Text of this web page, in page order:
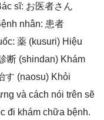
sĩ: お医者さん
nhân: 患者
薬 (kusuri) Hiệu
断 (shindan) Khám
す (naosu) Khỏi
và cách nói trên sẽ
đi khám chữa bệnh.